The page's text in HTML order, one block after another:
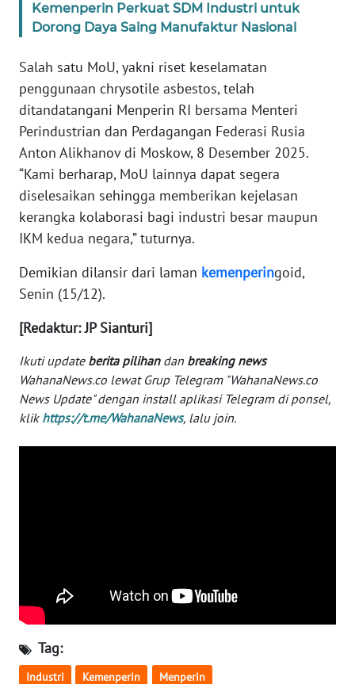
Kemenperin Perkuat SDM Industri untuk
Dorong Daya Saing Manufaktur Nasional
Salah satu MoU, yakni riset keselamatan
penggunaan chrysotile asbestos, telah
ditandatangani Menperin RI bersama Menteri
Perindustrian dan Perdagangan Federasi Rusia
Anton Alikhanov di Moskow, 8 Desember 2025.
“Kami berharap, MoU lainnya dapat segera
diselesaikan sehingga memberikan kejelasan
kerangka kolaborasi bagi industri besar maupun
IKM kedua negara,” tuturnya.
Demikian dilansir dari laman kemenperingoid,
Senin (15/12).
[Redaktur: JP Sianturi]
Ikuti update berita pilihandan breaking news
WahanaNews.co lewat Grup Telegram "WahanaNews.co
News Update" dengan install aplikasi Telegram di ponsel,
klik https://t.me/WahanaNews, lalu join.
Tag:
Industri Kemenperin Menperin
SERAMBI
WN
JAMBI
WN
SULTRA
WN
NTB
WN
WN
BABEL
WN
SUMBAR
WN
LAMPUNG
WN
JATENG